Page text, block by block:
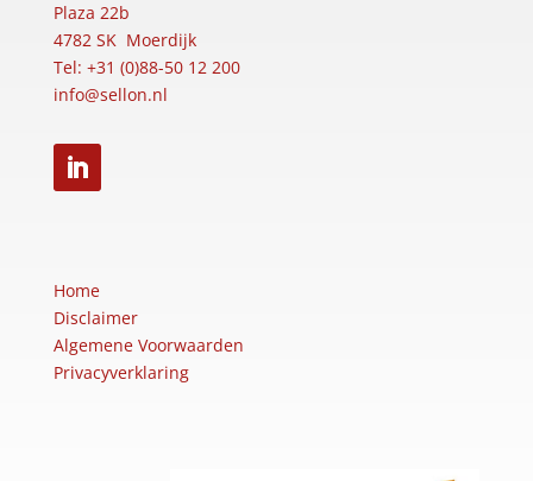
Plaza 22b
4782 SK Moerdijk
Tel: +31 (0)88-50 12 200
info@sellon.nl
Home
Disclaimer
Algemene Voorwaarden
Privacyverklaring